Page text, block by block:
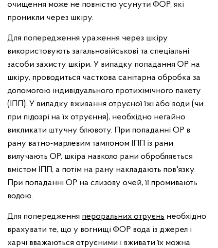
очищення може не повністю усунути ФОР, які
проникли через шкіру.
Для попередження ураження через шкіру
використовують загальновійськові та спеціальні
засоби захисту шкіри. У випадку попадання ОР на
шкіру, проводиться часткова санітарна обробка за
допомогою індивідуального протихімічного пакету
(ІПП). У випадку вживання отруєної їжі або води (чи
при підозрі на їх отруєння), необхідно негайно
викликати штучну блювоту. При попаданні ОР в
рану ватно-марлевим тампоном ІПП із рани
вилучають ОР, шкіра навколо рани обробляється
вмістом ІПП, а потім на рану накладають пов'язку.
При попаданні ОР на слизову очей, її промивають
водою.
Для попередження пероральних отруєнь необхідно
врахувати те, що у вогнищі ФОР вода із джерел і
харчі вважаються отруєними і вживати їх можна